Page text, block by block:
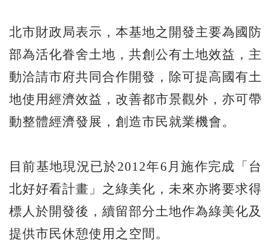
北市財政局表示，本基地之開發主要為國防
部為活化眷舍土地，共創公有土地效益，主
動洽請市府共同合作開發，除可提高國有土
地使用經濟效益，改善都市景觀外，亦可帶
動整體經濟發展，創造市民就業機會。
目前基地現況已於2012年6月施作完成「台
北好好看計畫」之綠美化，未來亦將要求得
標人於開發後，續留部分土地作為綠美化及
提供市民休憩使用之空間。